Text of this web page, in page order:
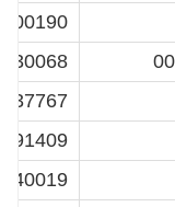
F91409